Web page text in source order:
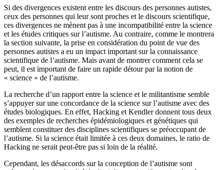
Si des divergences existent entre les discours des personnes autistes,
ceux des personnes qui leur sont proches et le discours scientifique,
ces divergences ne mènent pas à une incompatibilité entre la science
et les études critiques sur l’autisme. Au contraire, comme le montrera
la section suivante, la prise en considération du point de vue des
personnes autistes a eu un impact important sur la connaissance
scientifique de l’autisme. Mais avant de montrer comment cela se
peut, il est important de faire un rapide détour par la notion de
« science » de l’autisme.
La recherche d’un rapport entre la science et le militantisme semble
s’appuyer sur une concordance de la science sur l’autisme avec des
études biologiques. En effet, Hacking et Kendler donnent tous deux
des exemples de recherches épidémiologiques et génétiques qui
semblent constituer des disciplines scientifiques se préoccupant de
l’autisme. Si la science était limitée à ces deux domaines, le ratio de
Hacking ne serait peut-être pas si loin de la réalité.
Cependant, les désaccords sur la conception de l’autisme sont